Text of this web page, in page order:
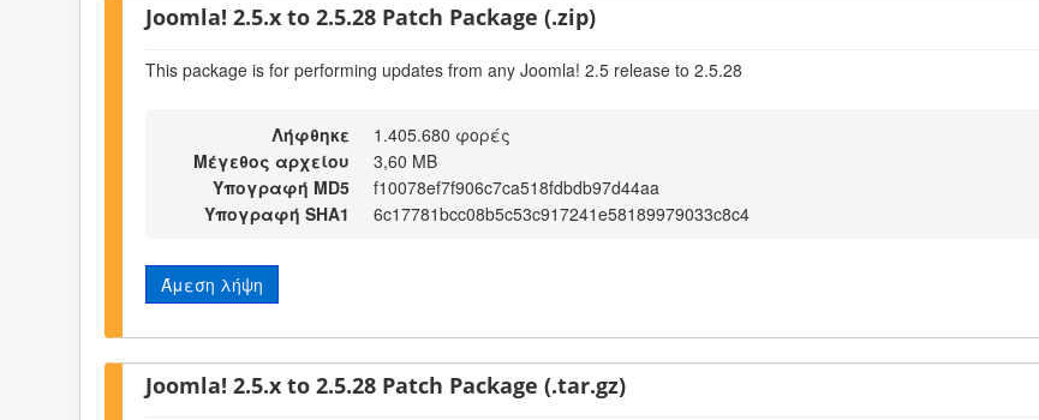
Joomla! 2.5.x to 2.5.28 Patch Package (.zip)
This package is for performing updates from any Joomla! 2.5 release to 2.5.28
Λήφθηκε
1.405.680 φορές
Μέγεθος αρχείου
3,60 MB
Υπογραφή MD5
f10078ef7f906c7ca518fdbdb97d44aa
Υπογραφή SHA1
6c17781bcc08b5c53c917241e58189979033c8c4
Άμεση λήψη
Joomla! 2.5.x to 2.5.28 Patch Package (.tar.gz)